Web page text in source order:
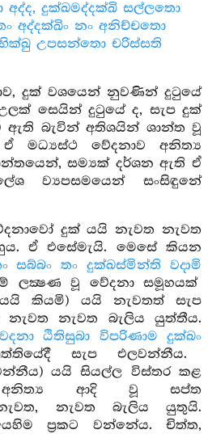
දුක්ඛමද්දක්ඛි සල්ලතො
අද්දක්ඛිං නං අනිච්චතො
උපසන්තො චරිස්සති
දුක් වශයෙන් නුවණින් දුටුයේ
සෙයින් දුටුයේ ද, සැප දුක්
ඇති බැවින් අතිශයින් ශාන්ත වූ
මධ්‍යස්ථ වේදනාව අනිත්‍ය
සම්‍යක් දර්ශන ඇති ඒ
ව්‍යපසමයෙන් සංසිඳුනේ
දුක් යයි නැවත නැවත
ඒ එසේමැයි. මෙසේ කියන
සබ්බං තං දුක්ඛස්මින්ති වදාමි
ලක්‍ෂණ වූ වේදනා සමූහයක්
කියමි) යයි නැවතත් සැප
නැවත නැවත බැලිය යුත්තීය.
ඨිතිසුබා විපරිණාම දුක්ඛං
සැප එලවන්නීය.
යයි සියල්ල විස්තර කළ
අනිත්‍ය ආදි වූ සප්ත
නැවත බැලිය යුතුයි.
ප්‍රකට වන්නේය. චිත්ත,